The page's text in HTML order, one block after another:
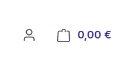
0,00 €